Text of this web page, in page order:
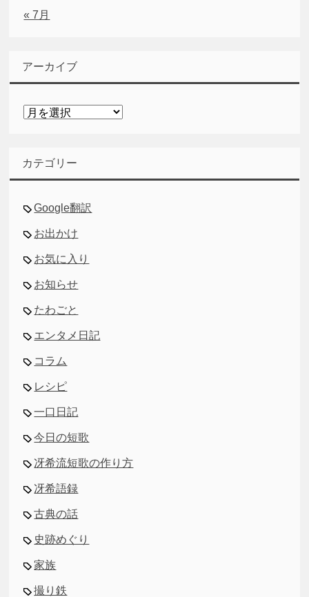
« 7月
アーカイブ
ア
ブ
カテゴリー
Google翻訳
お出かけ
お気に入り
お知らせ
たわごと
エンタメ日記
コラム
レシピ
一口日記
今日の短歌
冴希流短歌の作り方
冴希語録
古典の話
史跡めぐり
家族
撮り鉄